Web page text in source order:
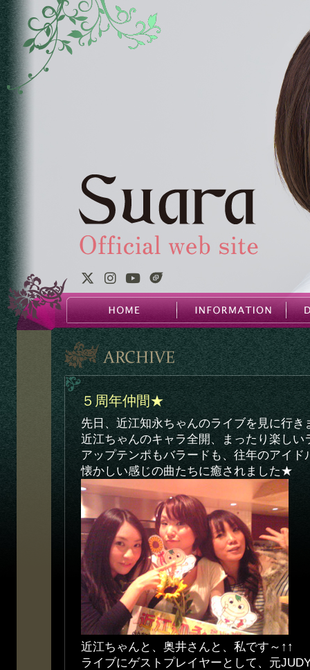
５周年仲間★
先日、近江知永ちゃんのライブを見に行き
近江ちゃんのキャラ全開、まったり楽しい
アップテンポもバラードも、往年のアイド
懐かしい感じの曲たちに癒されました★
近江ちゃんと、奥井さんと、私です～↑↑
ライブにゲストプレイヤーとして、元